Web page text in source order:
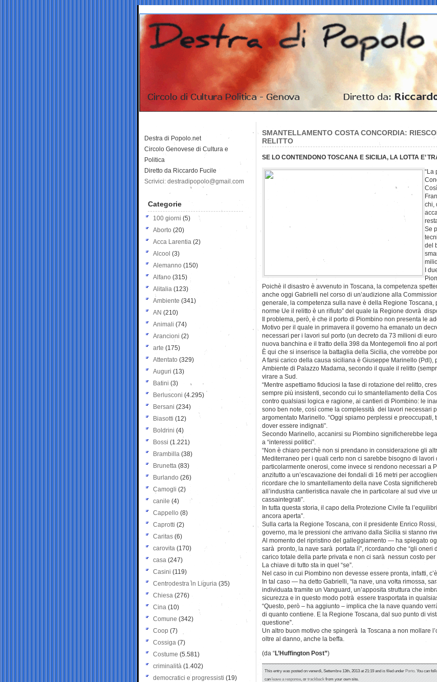
SMANTELLAMENTO COSTA CONCORDIA:
RELITTO
SE LO CONTENDONO TOSCANA E SICILIA, LA LOTTA E’
“La
chi,
Se
del
I
Poichè il disastro è avvenuto in Toscana, la competenza
anche oggi Gabrielli nel corso di un’audizione alla
generale, la competenza sulla nave è della Regione
norme Ue il relitto è un rifiuto” del quale la Regione dovrà
Il problema, però, è che il porto di Piombino non presenta le
Motivo per il quale in primavera il governo ha emanato un
necessari per i lavori sul porto (un decreto da 73 milioni di
nuova banchina e il tratto della 398 da Montegemoli fino al
È qui che si inserisce la battaglia della Sicilia, che vorrebbe
A farsi carico della causa siciliana è Giuseppe Marinello (Pdl),
Ambiente di Palazzo Madama, secondo il quale il relitto
virare a Sud.
“Mentre aspettiamo fiduciosi la fase di rotazione del relitto,
sempre più insistenti, secondo cui lo smantellamento della
contro qualsiasi logica e ragione, ai cantieri di Piombino: le
sono ben note, così come la complessità dei lavori necessari
argomentato Marinello. “Oggi spiamo perplessi e preoccupati,
dover essere indignati”.
Secondo Marinello, accanirsi su Piombino significherebbe
a “interessi politici”.
“Non è chiaro perchè non si prendano in considerazione gli
Mediterraneo per i quali certo non ci sarebbe bisogno di
particolarmente onerosi, come invece si rendono necessari a
anzitutto a un’escavazione dei fondali di 16 metri per
ricordare che lo smantellamento della nave Costa
all’industria cantieristica navale che in particolare al sud vive
cassaintegrati”.
In tutta questa storia, il capo della Protezione Civile fa
ancora aperta”.
Sulla carta la Regione Toscana, con il presidente Enrico
governo, ma le pressioni che arrivano dalla Sicilia si stanno
Al momento del ripristino del galleggiamento — ha spiegato
sarà pronto, la nave sarà portata lì”, ricordando che “gli oneri
carico totale della parte privata e non ci sarà nessun costo per
La chiave di tutto sta in quel “se”.
Nel caso in cui Piombino non devesse essere pronta, infatti,
In tal caso — ha detto Gabrielli, “la nave, una volta rimossa,
individuata tramite un Vanguard, un’apposita struttura che
sicurezza e in questo modo potrà essere trasportata in
“Questo, però – ha aggiunto – implica che la nave quando
di quanto contiene. E la Regione Toscana, dal suo punto di
questione”.
Un altro buon motivo che spingerà la Toscana a non mollare
oltre al danno, anche la beffa.
(da “L’Huffington Post”)
This entry was posted on venerdì, Settembre 13th, 2013 at 21:19 and is filed underPorto. You can
canleave a response, ortrackbackfrom your own site.
Destra di Popolo.net
Circolo Genovese di Cultura e
Politica
Diretto da Riccardo Fucile
Scrivici: destradipopolo@gmail.com
Categorie
100 giorni (5)
Aborto (20)
Acca Larentia (2)
Alcool (3)
Alemanno (150)
Alfano (315)
Alitalia (123)
Ambiente (341)
AN (210)
Animali (74)
Arancioni (2)
arte (175)
Attentato (329)
Auguri (13)
Batini (3)
Berlusconi (4.295)
Bersani (234)
Biasotti (12)
Boldrini (4)
Bossi (1.221)
Brambilla (38)
Brunetta (83)
Burlando (26)
Camogli (2)
canile (4)
Cappello (8)
Caprotti (2)
Caritas (6)
carovita (170)
casa (247)
Casini (119)
Centrodestra in Liguria (35)
Chiesa (276)
Cina (10)
Comune (342)
Coop (7)
Cossiga (7)
Costume (5.581)
criminalità (1.402)
democratici e progressisti (19)